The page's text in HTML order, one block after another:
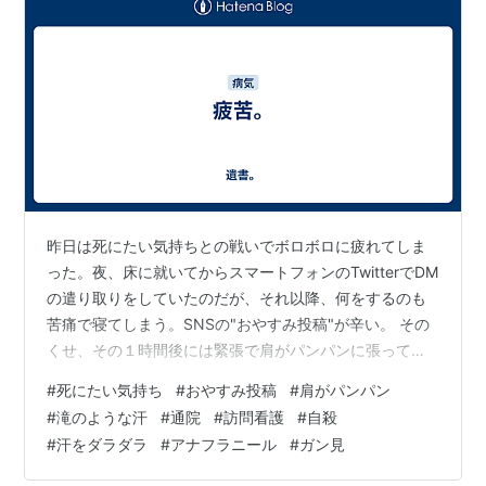
昨日は死にたい気持ちとの戦いでボロボロに疲れてしま
った。夜、床に就いてからスマートフォンのTwitterでDM
の遣り取りをしていたのだが、それ以降、何をするのも
苦痛で寝てしまう。SNSの"おやすみ投稿"が辛い。 その
くせ、その１時間後には緊張で肩がパンパンに張って目
目が覚め、午前５時から眠れない。昼、これだけ苦しん
でいるのだから、夜は、苦しまずに休みたい。 今日は通
院。あまりにも苦しいのでTwitterでツィートして、それ
を貼るに留める。いつも、手抜きな記事で申し訳ない。
#死にたい気持ち #おやすみ投稿 #肩がパンパン
#滝のような汗 #通院 #訪問看護 #自殺
#汗をダラダラ #アナフラニール #ガン見